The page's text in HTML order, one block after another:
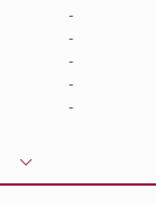
-
-
-
-
-